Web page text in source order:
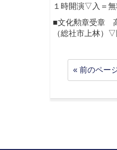
１時開演▽入＝
■文化勲章受章
（総社市上林）
« 前のペー